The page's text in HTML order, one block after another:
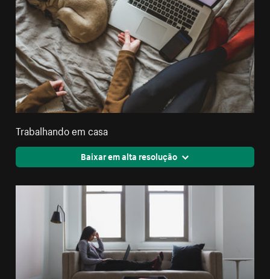
Trabalhando em casa
Baixar em alta resolução